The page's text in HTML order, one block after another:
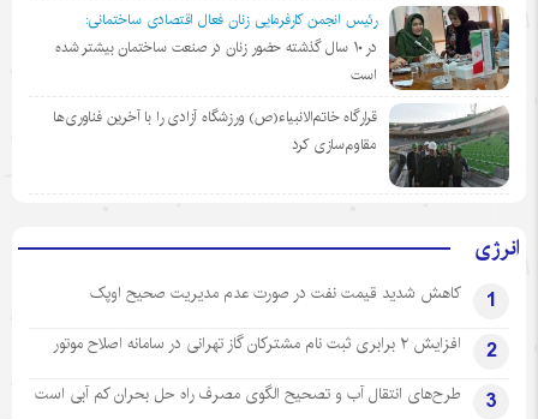
رئیس انجمن کارفرمایی زنان فعال اقتصادی ساختمانی:
در ١٠ سال گذشته حضور زنان در صنعت ساختمان بیشتر شده
است
قرارگاه خاتم‌الانبیاء(ص) ورزشگاه آزادی را با آخرین فناوری‌ها
مقاوم‌سازی کرد
انرژی
1 کاهش شدید قیمت نفت در صورت عدم مدیریت صحیح اوپک
2 افزایش ۲ برابری ثبت نام مشترکان گاز تهرانی‌ در سامانه اصلاح موتور
3 طرح‌های انتقال آب و تصحیح الگوی مصرف راه حل بحران کم آبی است